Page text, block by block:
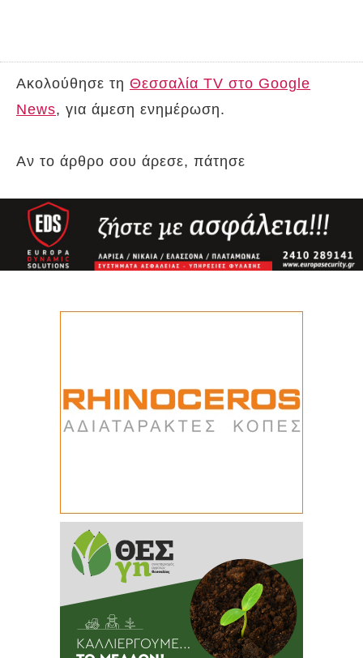
Ακολούθησε τη Θεσσαλία TV στο Google
News, για άμεση ενημέρωση.
Αν το άρθρο σου άρεσε, πάτησε